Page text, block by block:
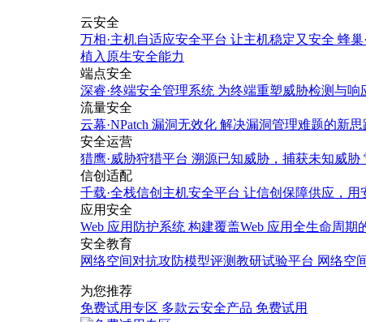
云安全
万相·主机自适应安全平台 让主机稳定又安全 蜂巢
植入原生安全能力
端点安全
深睿·终端安全管理系统 为终端重塑威胁检测与响
流量安全
云幕·NPatch 漏洞无效化 解决漏洞管理难题的新思
安全运营
猎鹰·威胁狩猎平台 溯源已知威胁，捕获未知威胁
信创适配
千载·全栈信创主机安全平台 让信创保障供应，用
应用安全
Web 应用防护系统 构建覆盖Web 应用全生命周期
安全教育
网络空间对抗攻防模型评测教研试验平台 网络空
为您推荐
免费试用专区 多款云安全产品 免费试用